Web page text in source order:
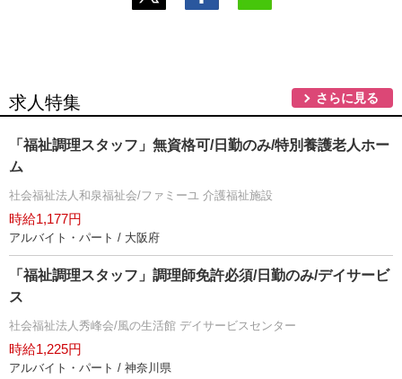
求人特集 さらに見る
「福祉調理スタッフ」無資格可/日勤のみ/特別養護老人ホー
ム
社会福祉法人和泉福祉会/ファミーユ 介護福祉施設
時給1,177円
アルバイト・パート / 大阪府
「福祉調理スタッフ」調理師免許必須/日勤のみ/デイサービ
ス
社会福祉法人秀峰会/風の生活館 デイサービスセンター
時給1,225円
アルバイト・パート / 神奈川県